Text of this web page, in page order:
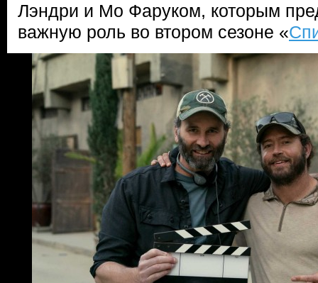
Лэндри и Мо Фаруком, которым
важную роль во втором сезоне «